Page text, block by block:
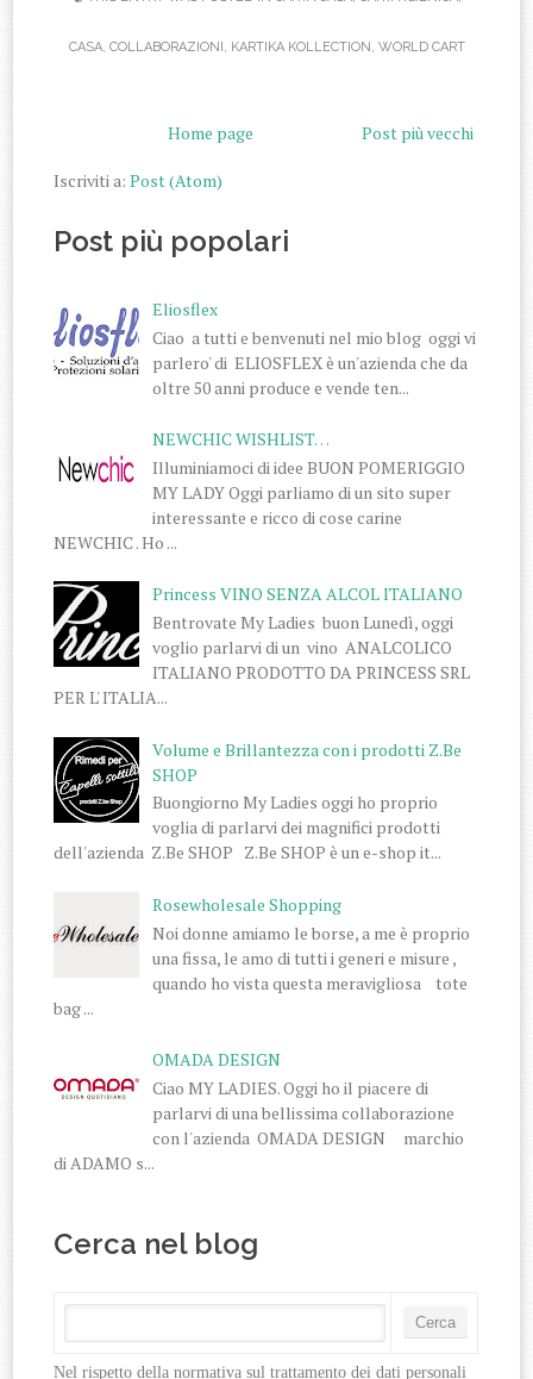
CASA, COLLABORAZIONI, KARTIKA KOLLECTION, WORLD CART
Post più vecchi
Home page
Iscriviti a:Post (Atom)
Post più popolari
Eliosflex
Ciao a tutti e benvenuti nel mio blog oggi vi
parlero' di ELIOSFLEX è un'azienda che da
oltre 50 anni produce e vende ten...
NEWCHIC WISHLIST…
Illuminiamoci di idee BUON POMERIGGIO
MY LADY Oggi parliamo di un sito super
interessante e ricco di cose carine
NEWCHIC . Ho ...
Princess VINO SENZA ALCOL ITALIANO
Bentrovate My Ladies buon Lunedì, oggi
voglio parlarvi di un vino ANALCOLICO
ITALIANO PRODOTTO DA PRINCESS SRL
PER L' ITALIA...
Volume e Brillantezza con i prodotti Z.Be
SHOP
Buongiorno My Ladies oggi ho proprio
voglia di parlarvi dei magnifici prodotti
dell'azienda Z.Be SHOP Z.Be SHOP è un e-shop it...
Rosewholesale Shopping
Noi donne amiamo le borse, a me è proprio
una fissa, le amo di tutti i generi e misure ,
quando ho vista questa meravigliosa tote
bag ...
OMADA DESIGN
Ciao MY LADIES. Oggi ho il piacere di
parlarvi di una bellissima collaborazione
con l'azienda OMADA DESIGN marchio
di ADAMO s...
Cerca nel blog
Nel rispetto della normativa sul trattamento dei dati personali